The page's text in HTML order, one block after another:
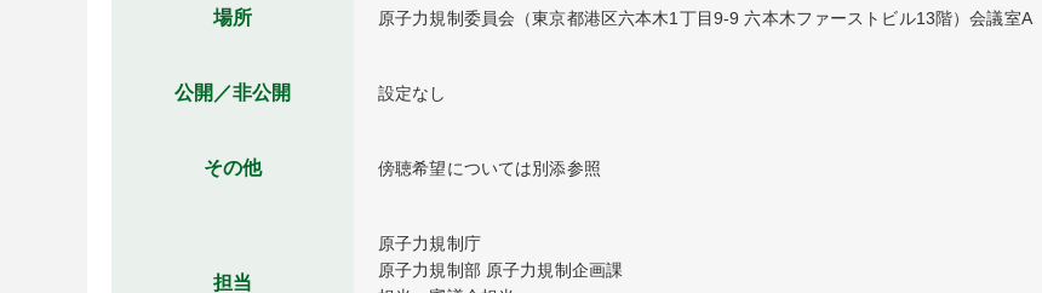
場所 原子力規制委員会（東京都港区六本木1丁目9-9 六本木ファーストビル13階）会議室A
公開／非公開 設定なし
その他 傍聴希望については別添参照
担当
原子力規制庁
原子力規制部 原子力規制企画課